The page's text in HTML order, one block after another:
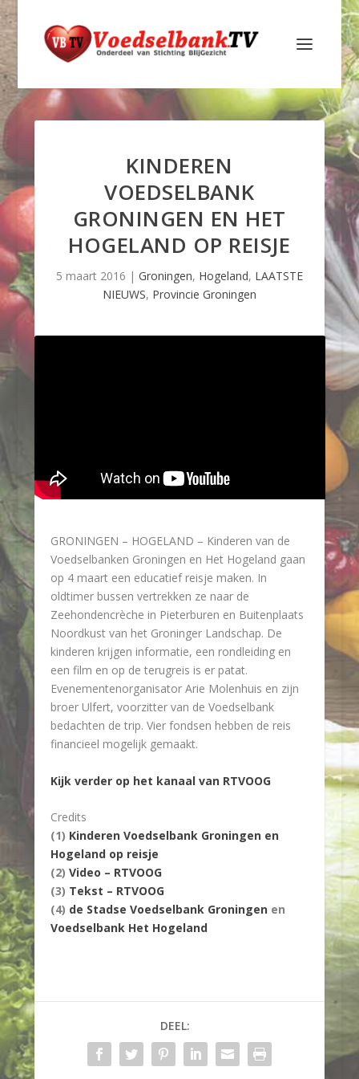
KINDEREN
VOEDSELBANK
GRONINGEN EN HET
HOGELAND OP REISJE
5 maart 2016 | Groningen, Hogeland, LAATSTE
NIEUWS, Provincie Groningen
GRONINGEN – HOGELAND – Kinderen van de
Voedselbanken Groningen en Het Hogeland gaan
op 4 maart een educatief reisje maken. In
oldtimer bussen vertrekken ze naar de
Zeehondencrèche in Pieterburen en Buitenplaats
Noordkust van het Groninger Landschap. De
kinderen krijgen informatie, een rondleiding en
een film en op de terugreis is er patat.
Evenementenorganisator Arie Molenhuis en zijn
broer Ulfert, voorzitter van de Voedselbank
bedachten de trip. Vier fondsen hebben de reis
financieel mogelijk gemaakt.
Kijk verder op het kanaal van RTVOOG
Credits
(1) Kinderen Voedselbank Groningen en
Hogeland op reisje
(2) Video – RTVOOG
(3) Tekst – RTVOOG
(4) de Stadse Voedselbank Groningenen
Voedselbank Het Hogeland
DEEL: